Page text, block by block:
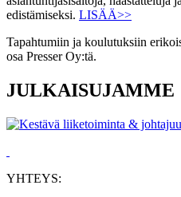
edistämiseksi. LISÄÄ>>
Tapahtumiin ja koulutuksiin
osa Presser Oy:tä.
JULKAISUJAMME
YHTEYS: